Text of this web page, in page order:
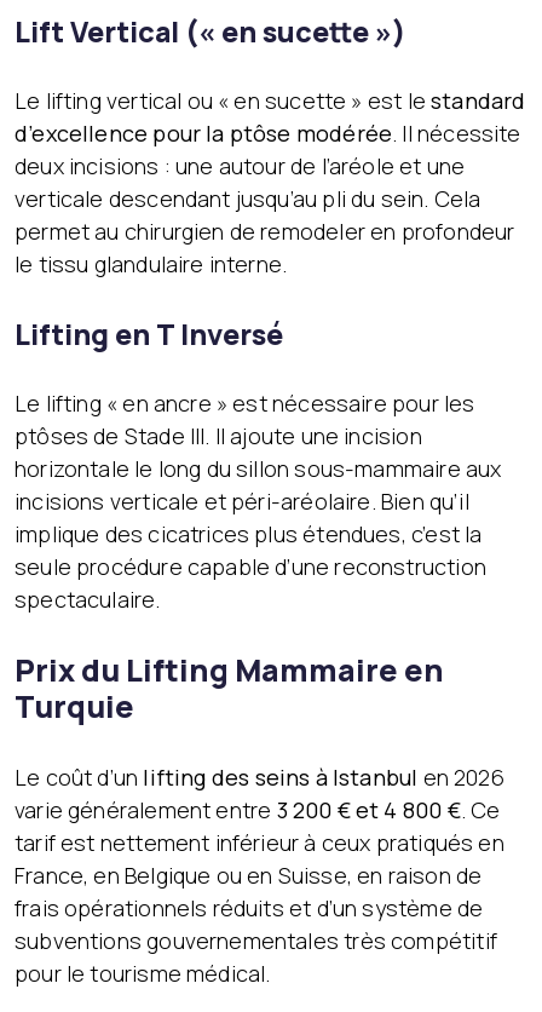
Lift Vertical (« en sucette »)
Le lifting vertical ou « en sucette » est lestandard
d’excellence pour la ptôse modérée. Il nécessite
deux incisions : une autour de l’aréole et une
verticale descendant jusqu’au pli du sein. Cela
permet au chirurgien de remodeler en profondeur
le tissu glandulaire interne.
Lifting en T Inversé
Le lifting « en ancre » est nécessaire pour les
ptôses de Stade III. Il ajoute une incision
horizontale le long du sillon sous-mammaire aux
incisions verticale et péri-aréolaire. Bien qu’il
implique des cicatrices plus étendues, c’est la
seule procédure capable d’une reconstruction
spectaculaire.
Prix du Lifting Mammaire en
Turquie
Le coût d’un lifting des seins à Istanbul en 2026
varie généralement entre 3 200 € et 4 800 €. Ce
tarif est nettement inférieur à ceux pratiqués en
France, en Belgique ou en Suisse, en raison de
frais opérationnels réduits et d’un système de
subventions gouvernementales très compétitif
pour le tourisme médical.